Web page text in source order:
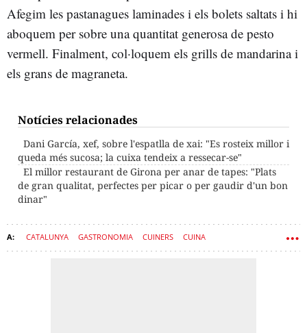
Afegim les pastanagues laminades i els bolets saltats i hi
aboquem per sobre una quantitat generosa de pesto
vermell. Finalment, col·loquem els grills de mandarina i
els grans de magraneta.
Notícies relacionades
Dani García, xef, sobre l'espatlla de xai: "Es rosteix millor i
queda més sucosa; la cuixa tendeix a ressecar-se"
El millor restaurant de Girona per anar de tapes: "Plats
de gran qualitat, perfectes per picar o per gaudir d'un bon
dinar"
CATALUNYA GASTRONOMIA CUINERS CUINA